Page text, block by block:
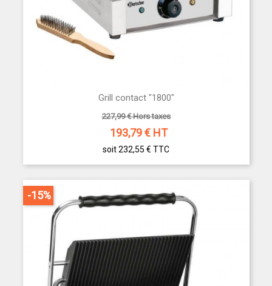
Grill contact "1800"
227,99 € Hors taxes
193,79€ HT
soit 232,55 € TTC
-15%